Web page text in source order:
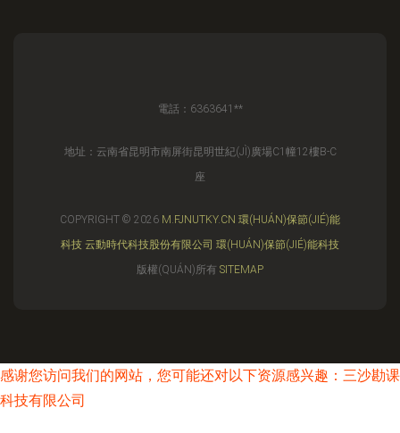
電話：6363641**
地址：云南省昆明市南屏街昆明世紀(JÌ)廣場C1幢12樓B-C
座
COPYRIGHT © 2026 M.FJNUTKY.CN 環(HUÁN)保節(JIÉ)能
科技 云動時代科技股份有限公司 環(HUÁN)保節(JIÉ)能科技
版權(QUÁN)所有 SITEMAP
感谢您访问我们的网站，您可能还对以下资源感兴趣：三沙勘课
科技有限公司